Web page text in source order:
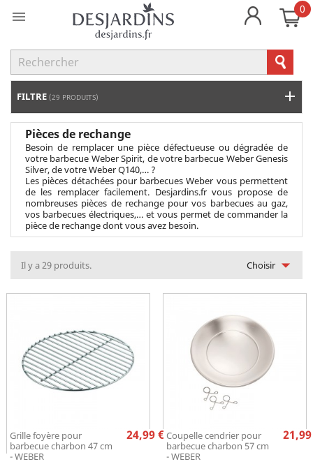
 0
FILTRE (29 PRODUITS)
Pièces de rechange
Besoin de remplacer une pièce défectueuse ou dégradée de
votre barbecue Weber Spirit, de votre barbecue Weber Genesis
Silver, de votre Weber Q140,… ?
Les pièces détachées pour barbecues Weber vous permettent
de les remplacer facilement. Desjardins.fr vous propose de
nombreuses pièces de rechange pour vos barbecues au gaz,
vos barbecues électriques,… et vous permet de commander la
pièce de rechange dont vous avez besoin.
Choisir 
Il y a 29 produits.
Grille foyère pour
barbecue charbon 47 cm
- WEBER
Prix
24,99 € Coupelle cendrier pour
barbecue charbon 57 cm
- WEBER